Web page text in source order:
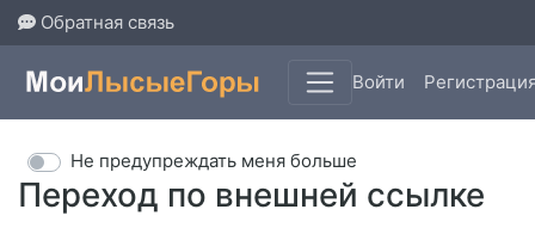
Обратная связь
Войти
Переход по внешней ссылке
Не предупреждать меня больше